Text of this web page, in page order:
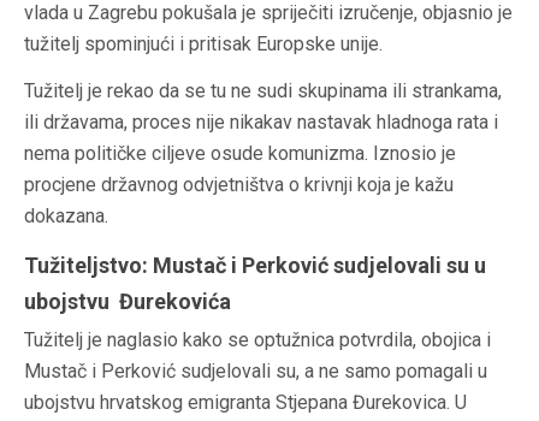
vlada u Zagrebu pokušala je spriječiti izručenje, objasnio je
tužitelj spominjući i pritisak Europske unije.
Tužitelj je rekao da se tu ne sudi skupinama ili strankama,
ili državama, proces nije nikakav nastavak hladnoga rata i
nema političke ciljeve osude komunizma. Iznosio je
procjene državnog odvjetništva o krivnji koja je kažu
dokazana.
Tužiteljstvo: Mustač i Perković sudjelovali su u
ubojstvu Đurekovića
Tužitelj je naglasio kako se optužnica potvrdila, obojica i
Mustač i Perković sudjelovali su, a ne samo pomagali u
ubojstvu hrvatskog emigranta Stjepana Đurekovica. U